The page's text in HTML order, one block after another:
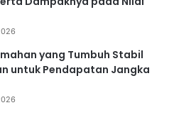
yang Tumbuh Stabil
untuk Pendapatan Jangka